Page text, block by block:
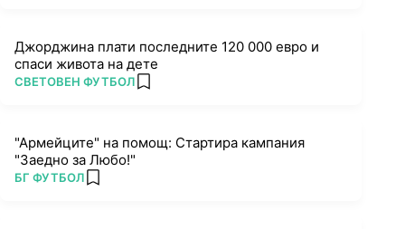
Джорджина плати последните 120 000 евро и
спаси живота на дете
ПОВЕЧЕ ОТ
СВЕТОВЕН ФУТБОЛ add favorites
"Армейците" на помощ: Стартира кампания
"Заедно за Любо!"
ПОВЕЧЕ ОТ
БГ ФУТБОЛ add favorites